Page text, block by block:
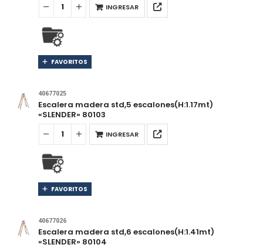
INGRESAR
FAVORITOS
40677025
Escalera madera std,5 escalones(H:1.17mt)
«SLENDER» 80103
INGRESAR
FAVORITOS
40677026
Escalera madera std,6 escalones(H:1.41mt)
«SLENDER» 80104